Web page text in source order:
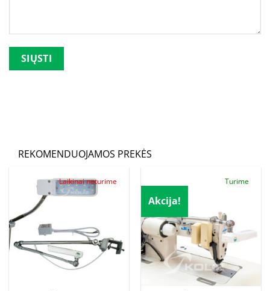
REKOMENDUOJAMOS PREKĖS
Laikinai neturime
Akcija!
Turime